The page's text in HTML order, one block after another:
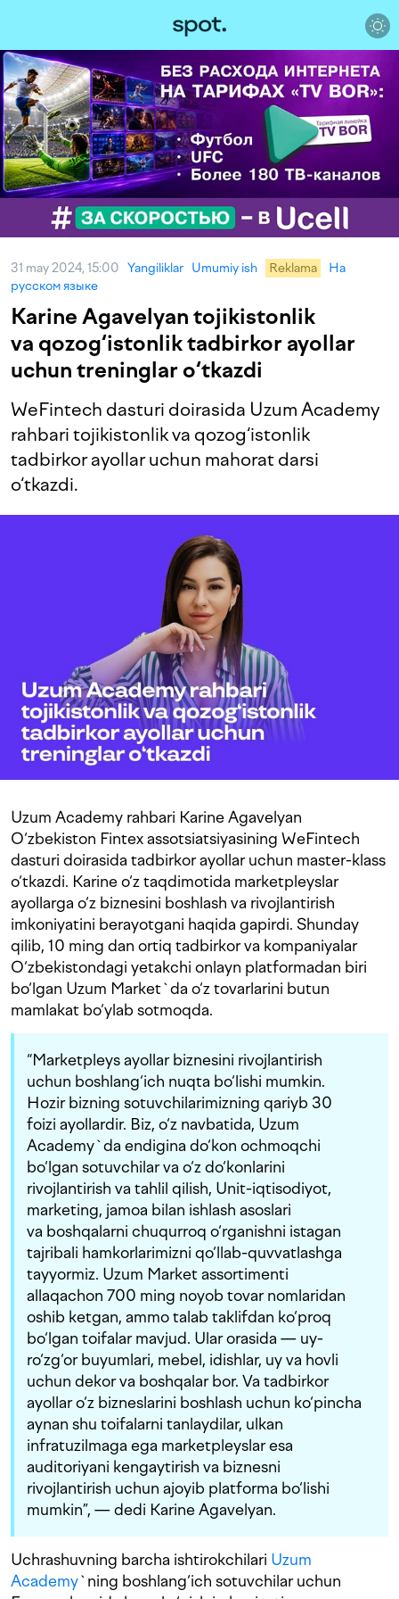
31 may 2024, 15:00 Yangiliklar Umumiy ish Reklama
На
русском языке
Karine Agavelyan tojikistonlik
va qozog‘istonlik tadbirkor ayollar
uchun treninglar o‘tkazdi
WeFintech dasturi doirasida Uzum Academy
rahbari tojikistonlik va qozog‘istonlik
tadbirkor ayollar uchun mahorat darsi
o‘tkazdi.
Uzum Academy rahbari Karine Agavelyan
O‘zbekiston Fintex assotsiatsiyasining WeFintech
dasturi doirasida tadbirkor ayollar uchun master-klass
o‘tkazdi. Karine o‘z taqdimotida marketpleyslar
ayollarga o‘z biznesini boshlash va rivojlantirish
imkoniyatini berayotgani haqida gapirdi. Shunday
qilib, 10 ming dan ortiq tadbirkor va kompaniyalar
O‘zbekistondagi yetakchi onlayn platformadan biri
bo‘lgan Uzum Market`da o‘z tovarlarini butun
mamlakat bo‘ylab sotmoqda.
“Marketpleys ayollar biznesini rivojlantirish
uchun boshlang‘ich nuqta bo‘lishi mumkin.
Hozir bizning sotuvchilarimizning qariyb 30
foizi ayollardir. Biz, o‘z navbatida, Uzum
Academy`da endigina do‘kon ochmoqchi
bo‘lgan sotuvchilar va o‘z do‘konlarini
rivojlantirish va tahlil qilish, Unit-iqtisodiyot,
marketing, jamoa bilan ishlash asoslari
va boshqalarni chuqurroq o‘rganishni istagan
tajribali hamkorlarimizni qo‘llab-quvvatlashga
tayyormiz. Uzum Market assortimenti
allaqachon 700 ming noyob tovar nomlaridan
oshib ketgan, ammo talab taklifdan ko‘proq
bo‘lgan toifalar mavjud. Ular orasida — uy-
ro‘zg‘or buyumlari, mebel, idishlar, uy va hovli
uchun dekor va boshqalar bor. Va tadbirkor
ayollar o‘z bizneslarini boshlash uchun ko‘pincha
aynan shu toifalarni tanlaydilar, ulkan
infratuzilmaga ega marketpleyslar esa
auditoriyani kengaytirish va biznesni
rivojlantirish uchun ajoyib platforma bo‘lishi
mumkin”, — dedi Karine Agavelyan.
Uchrashuvning barcha ishtirokchilari Uzum
Academy`ning boshlang‘ich sotuvchilar uchun